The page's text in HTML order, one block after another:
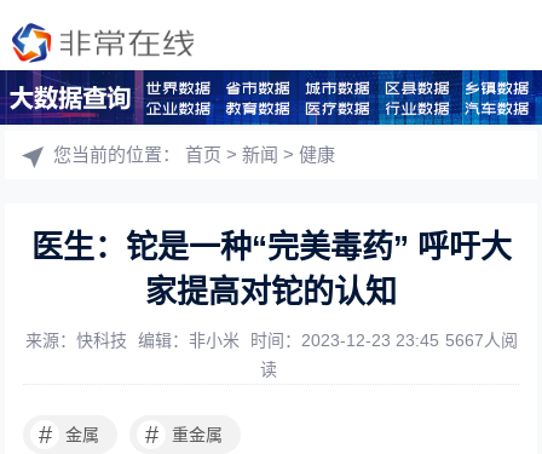
您当前的位置：首页 >新闻 >健康
医生：铊是一种“完美毒药” 呼吁大
家提高对铊的认知
来源：快科技 编辑：非小米 时间：2023-12-23 23:45 5667人阅
读
# 金属 # 重金属